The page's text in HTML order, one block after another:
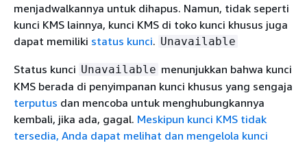
menjadwalkannya untuk dihapus. Namun, tidak seperti
kunci KMS lainnya, kunci KMS di toko kunci khusus juga
dapat memiliki status kunci. Unavailable
Status kunci Unavailable menunjukkan bahwa kunci
KMS berada di penyimpanan kunci khusus yang sengaja
terputus dan mencoba untuk menghubungkannya
kembali, jika ada, gagal. Meskipun kunci KMS tidak
tersedia, Anda dapat melihat dan mengelola kunci